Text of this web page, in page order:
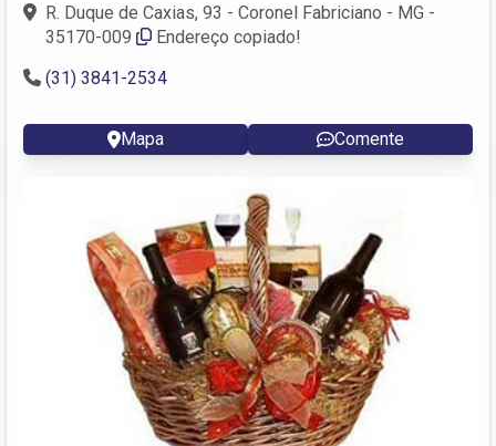
R. Duque de Caxias, 93 - Coronel Fabriciano - MG -
35170-009‎
Endereço copiado!
(31) 3841-2534
Mapa Comente